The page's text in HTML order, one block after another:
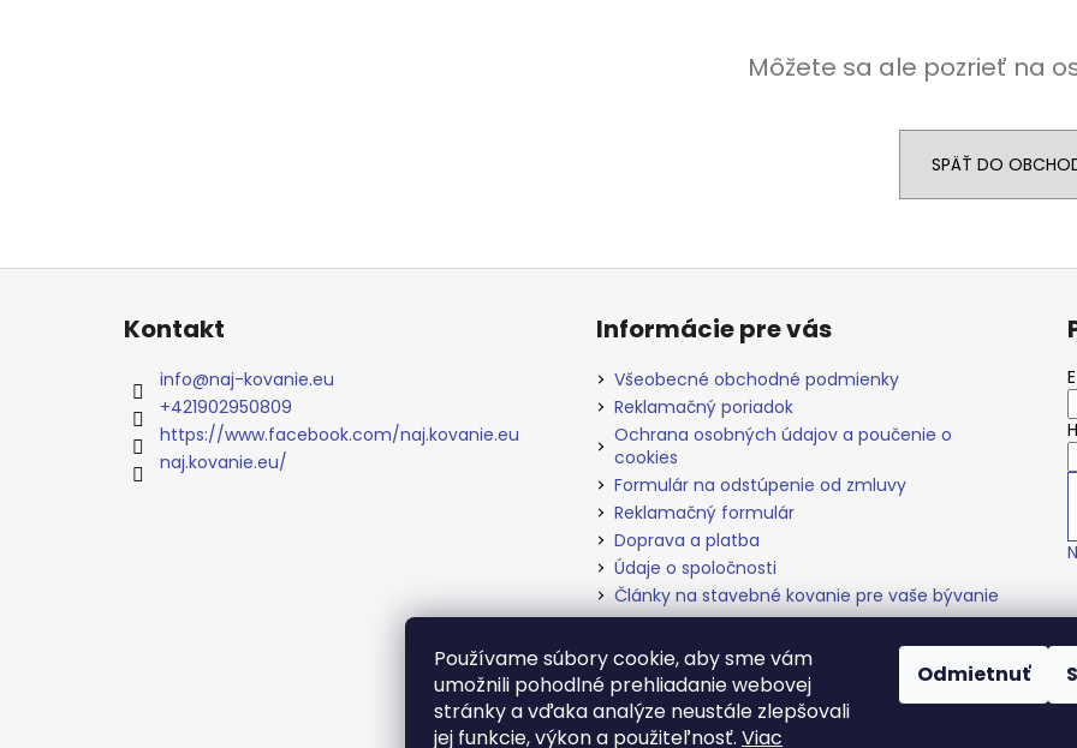
Používame súbory cookie, aby sme vám
umožnili pohodlné prehliadanie webovej
stránky a vďaka analýze neustále zlepšovali
jej funkcie, výkon a použiteľnosť. Viac
Odmietnuť
Môžete sa ale pozrieť na
SPÄŤ DO
Z
Kontakt
info@naj-kovanie.eu
+421902950809
https://www.facebook.com/naj.kovanie.eu
naj.kovanie.eu/
Informácie pre vás
Všeobecné obchodné podmienky
Reklamačný poriadok
Ochrana osobných údajov a poučenie o
cookies
Formulár na odstúpenie od zmluvy
Reklamačný formulár
Doprava a platba
Údaje o spoločnosti
Články na stavebné kovanie pre vaše bývanie
O nás